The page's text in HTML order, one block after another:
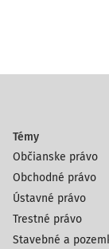
Témy
Občianske právo
Obchodné právo
Ústavné právo
Trestné právo
Stavebné a